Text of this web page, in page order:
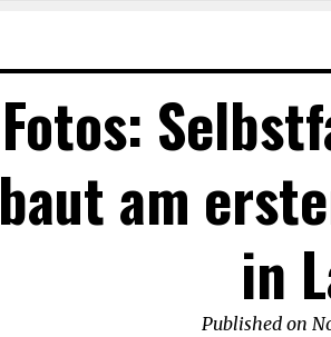
Fotos:
baut am
in
Published on